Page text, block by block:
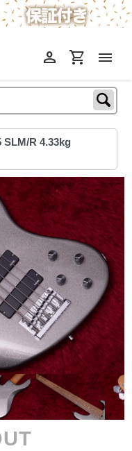
menu
shopping_cart
person
SLM/R 4.33kg